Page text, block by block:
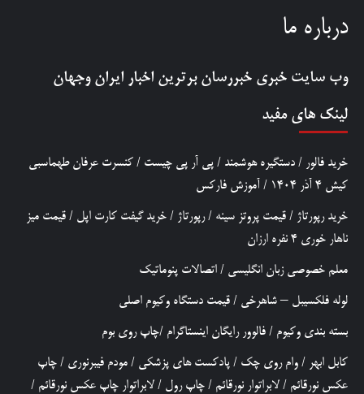
درباره ما
وب سایت خبری خبررسان برترین اخبار ایران وجهان
لینک های مفید
خرید فالور / دستگیره هوشمند / پی آر پی چیست / کنسرت عرفان طهماسبی
کیش 4 آذر 1404
/ آموزش فارکس
خرید رپورتاژ / قیمت پروتز سینه /رپورتاژ / خرید گیفت کارت اپل / قیمت میز
ناهار خوری 4 نفره ارزان
معلم خصوصی زبان انگلیسی / اتصالات پنوماتیک
لوله فلکسیبل – شاهرخی / قیمت دستگاه وکیوم اصلی
بسته بندی وکیوم / فالوور رایگان اینستاگرام /چاپ روی بوم
کابل ابهر / وام روی چک / پادکست های پزشکی / مودم فیبرنوری / چاپ
عکس نورقائم / لابراتوار نورقائم / چاپ رول / لابراتوار چاپ عکس نورقائم /